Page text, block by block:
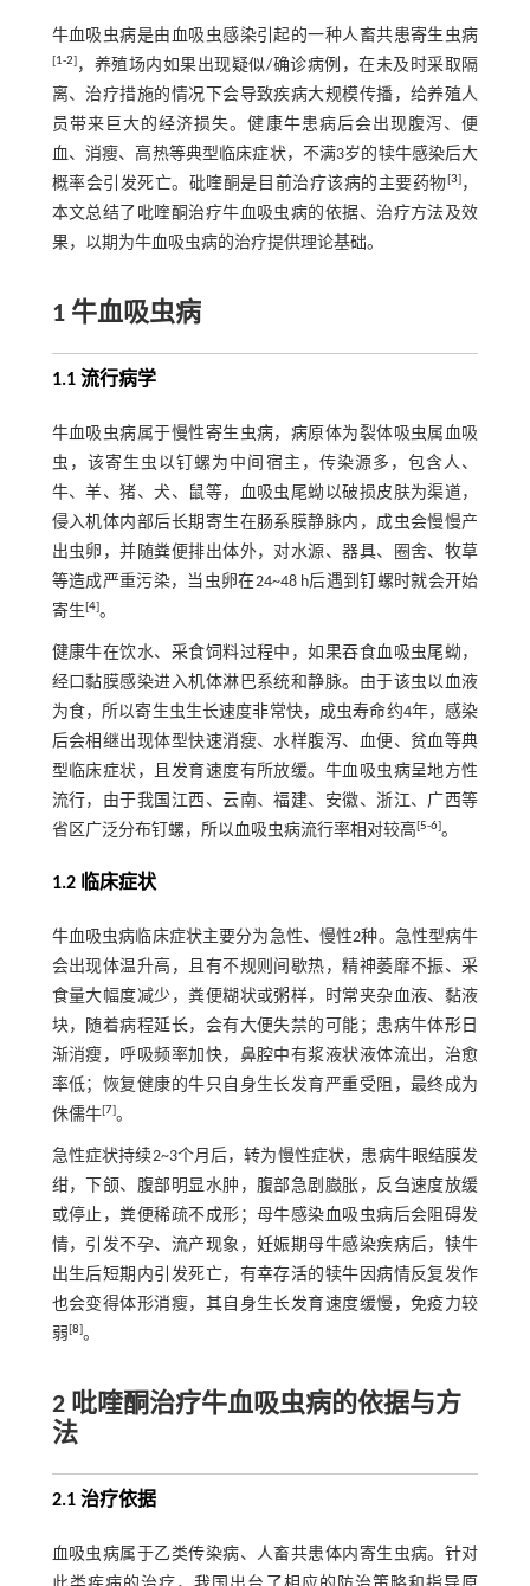
牛血吸虫病是由血吸虫感染引起的一种人畜共患寄生虫病
[1-2]，养殖场内如果出现疑似/确诊病例，在未及时采取隔
离、治疗措施的情况下会导致疾病大规模传播，给养殖人
员带来巨大的经济损失。健康牛患病后会出现腹泻、便
血、消瘦、高热等典型临床症状，不满3岁的犊牛感染后大
概率会引发死亡。砒喹酮是目前治疗该病的主要药物[3]，
本文总结了吡喹酮治疗牛血吸虫病的依据、治疗方法及效
果，以期为牛血吸虫病的治疗提供理论基础。
1 牛血吸虫病
1.1 流行病学
牛血吸虫病属于慢性寄生虫病，病原体为裂体吸虫属血吸
虫，该寄生虫以钉螺为中间宿主，传染源多，包含人、
牛、羊、猪、犬、鼠等，血吸虫尾蚴以破损皮肤为渠道，
侵入机体内部后长期寄生在肠系膜静脉内，成虫会慢慢产
出虫卵，并随粪便排出体外，对水源、器具、圈舍、牧草
等造成严重污染，当虫卵在24~48 h后遇到钉螺时就会开始
寄生[4]。
健康牛在饮水、采食饲料过程中，如果吞食血吸虫尾蚴，
经口黏膜感染进入机体淋巴系统和静脉。由于该虫以血液
为食，所以寄生虫生长速度非常快，成虫寿命约4年，感染
后会相继出现体型快速消瘦、水样腹泻、血便、贫血等典
型临床症状，且发育速度有所放缓。牛血吸虫病呈地方性
流行，由于我国江西、云南、福建、安徽、浙江、广西等
省区广泛分布钉螺，所以血吸虫病流行率相对较高[5-6]。
1.2 临床症状
牛血吸虫病临床症状主要分为急性、慢性2种。急性型病牛
会出现体温升高，且有不规则间歇热，精神萎靡不振、采
食量大幅度减少，粪便糊状或粥样，时常夹杂血液、黏液
块，随着病程延长，会有大便失禁的可能；患病牛体形日
渐消瘦，呼吸频率加快，鼻腔中有浆液状液体流出，治愈
率低；恢复健康的牛只自身生长发育严重受阻，最终成为
侏儒牛[7]。
急性症状持续2~3个月后，转为慢性症状，患病牛眼结膜发
绀，下颌、腹部明显水肿，腹部急剧臌胀，反刍速度放缓
或停止，粪便稀疏不成形；母牛感染血吸虫病后会阻碍发
情，引发不孕、流产现象，妊娠期母牛感染疾病后，犊牛
出生后短期内引发死亡，有幸存活的犊牛因病情反复发作
也会变得体形消瘦，其自身生长发育速度缓慢，免疫力较
弱[8]。
2 吡喹酮治疗牛血吸虫病的依据与方
法
2.1 治疗依据
血吸虫病属于乙类传染病、人畜共患体内寄生虫病。针对